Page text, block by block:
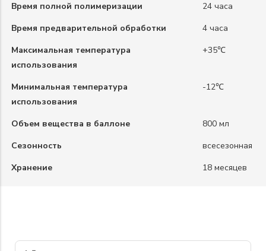
Время полной полимеризации
24 часа
Время предварительной обработки
4 часа
Максимальная температура
использования
+35℃
Минимальная температура
использования
-12℃
Объем вещества в баллоне
800 мл
Сезонность
всесезонная
Хранение
18 месяцев